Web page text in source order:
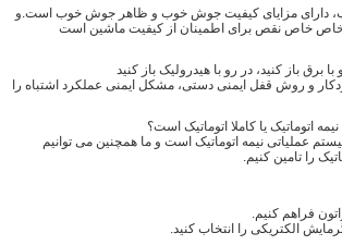
دارای مزایای کیفیت جوش خوب و ظاهر جوش خوب است.و
خاص نقص برای اطمینان از کیفیت ماشین است
برق باز کنيد، در رو با هيدروليک باز کنيد
و روش قفل ایمنی دستی، مشکل ایمنی عملکرد اشتباه را
عملیاتی نیمه اتوماتیک است و ما همچنین می توانیم
را تامین کنیم.
فراهم کنیم.
الکتریکی را انتخاب کنید.